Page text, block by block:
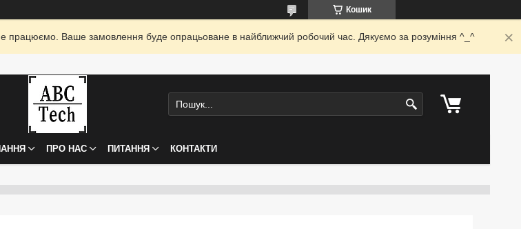
Кошик
працюємо. Ваше замовлення буде опрацьоване в найближчий робочий час. Дякуємо за розуміння ^_^
ПРО НАС ПИТАННЯ КОНТАКТИ